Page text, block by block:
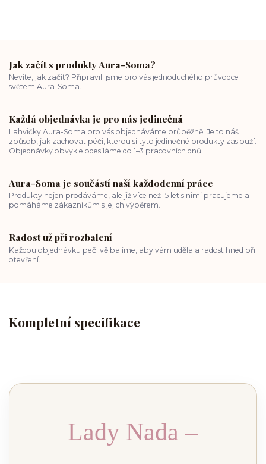
Jak začít s produkty Aura-Soma?
Nevíte, jak začít? Připravili jsme pro vás jednoduchého průvodce
světem Aura-Soma.
Každá objednávka je pro nás jedinečná
Lahvičky Aura-Soma pro vás objednáváme průběžně. Je to náš
způsob, jak zachovat péči, kterou si tyto jedinečné produkty zaslouží.
Objednávky obvykle odesíláme do 1–3 pracovních dnů.
Aura-Soma je součástí naší každodenní práce
Produkty nejen prodáváme, ale již více než 15 let s nimi pracujeme a
pomáháme zákazníkům s jejich výběrem.
Radost už při rozbalení
Každou objednávku pečlivě balíme, aby vám udělala radost hned při
otevření.
Kompletní specifikace
Lady Nada –